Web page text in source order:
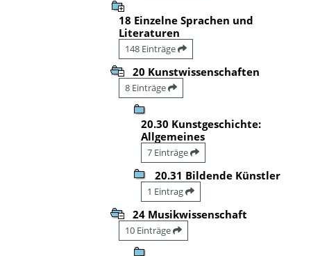
18 Einzelne Sprachen und
Literaturen
148 Einträge
20 Kunstwissenschaften
8 Einträge
20.30 Kunstgeschichte:
Allgemeines
7 Einträge
20.31 Bildende Künstler
1 Eintrag
24 Musikwissenschaft
10 Einträge